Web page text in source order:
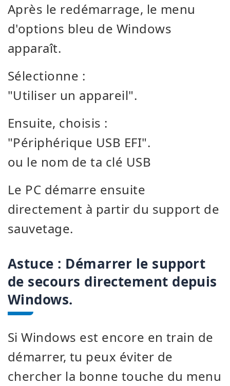
Après le redémarrage, le menu
d'options bleu de Windows
apparaît.
Sélectionne :
"Utiliser un appareil".
Ensuite, choisis :
"Périphérique USB EFI".
ou le nom de ta clé USB
Le PC démarre ensuite
directement à partir du support de
sauvetage.
Astuce : Démarrer le support
de secours directement depuis
Windows.
Si Windows est encore en train de
démarrer, tu peux éviter de
chercher la bonne touche du menu